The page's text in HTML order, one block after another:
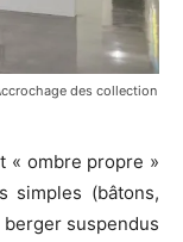
des collection
« ombre propre »
simples (bâtons,
berger suspendus